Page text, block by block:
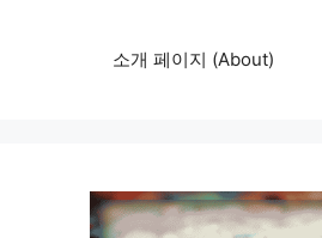
소개 페이지 (About)